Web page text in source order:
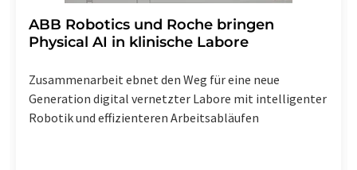
​​​​​​​ABB Robotics und Roche bringen
Physical AI in klinische Labore
Zusammenarbeit ebnet den Weg für eine neue
Generation digital vernetzter Labore mit intelligenter
Robotik und effizienteren Arbeitsabläufen